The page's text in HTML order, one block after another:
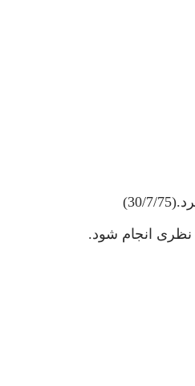
75)
نظرى انجام شود.